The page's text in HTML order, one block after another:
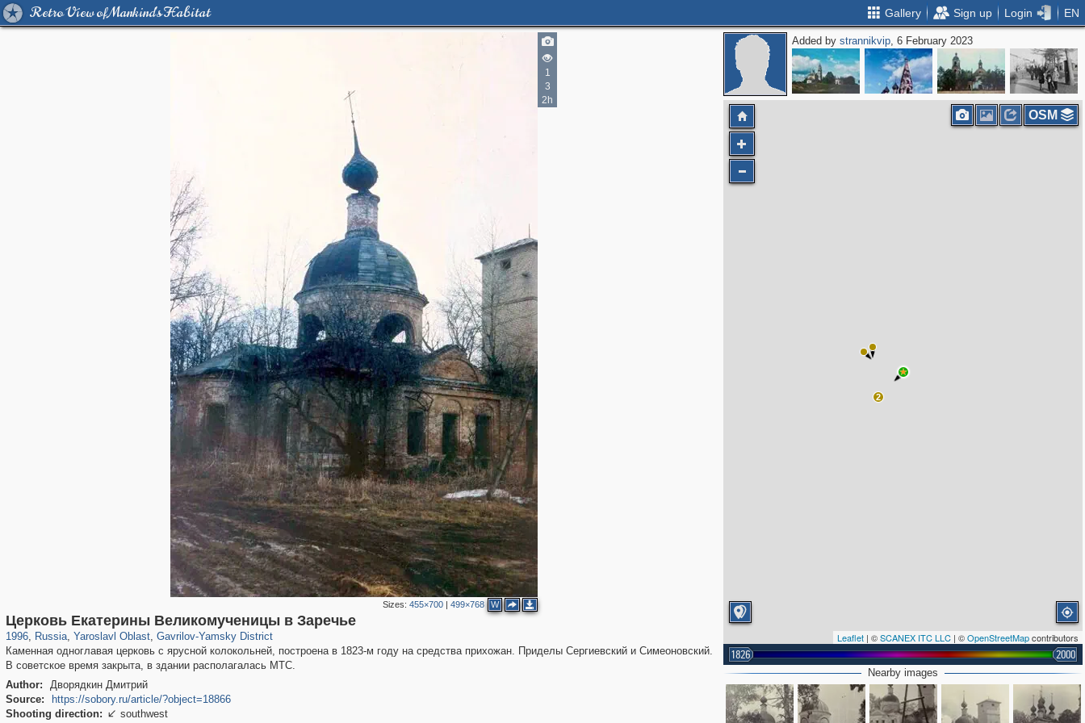
Retro View of Mankind's Habitat Gallery Sign up Login EN
1
3
2h
Sizes:455×700 |499×768 W
Церковь Екатерины Великомученицы в Заречье
1996, Russia
1,406,190 29,243
, Yaroslavl Oblast
24,605 1,109
, Gavrilov-Yamsky District
236 2
Каменная одноглавая церковь с ярусной колокольней, построена в 1823-м году на средства прихожан. Приделы Сергиевский и Симеоновский.
В советское время закрыта, в здании располагалась МТС.
Author:
Дворядкин Дмитрий
Source:
https://sobory.ru/article/?object=18866
Shooting direction:  southwest
Added bystrannikvip, 6 February 2023
2
Leaflet | ©SCANEX ITC LLC | ©OpenStreetMapcontributors
1826 2000
OSM
Nearby images